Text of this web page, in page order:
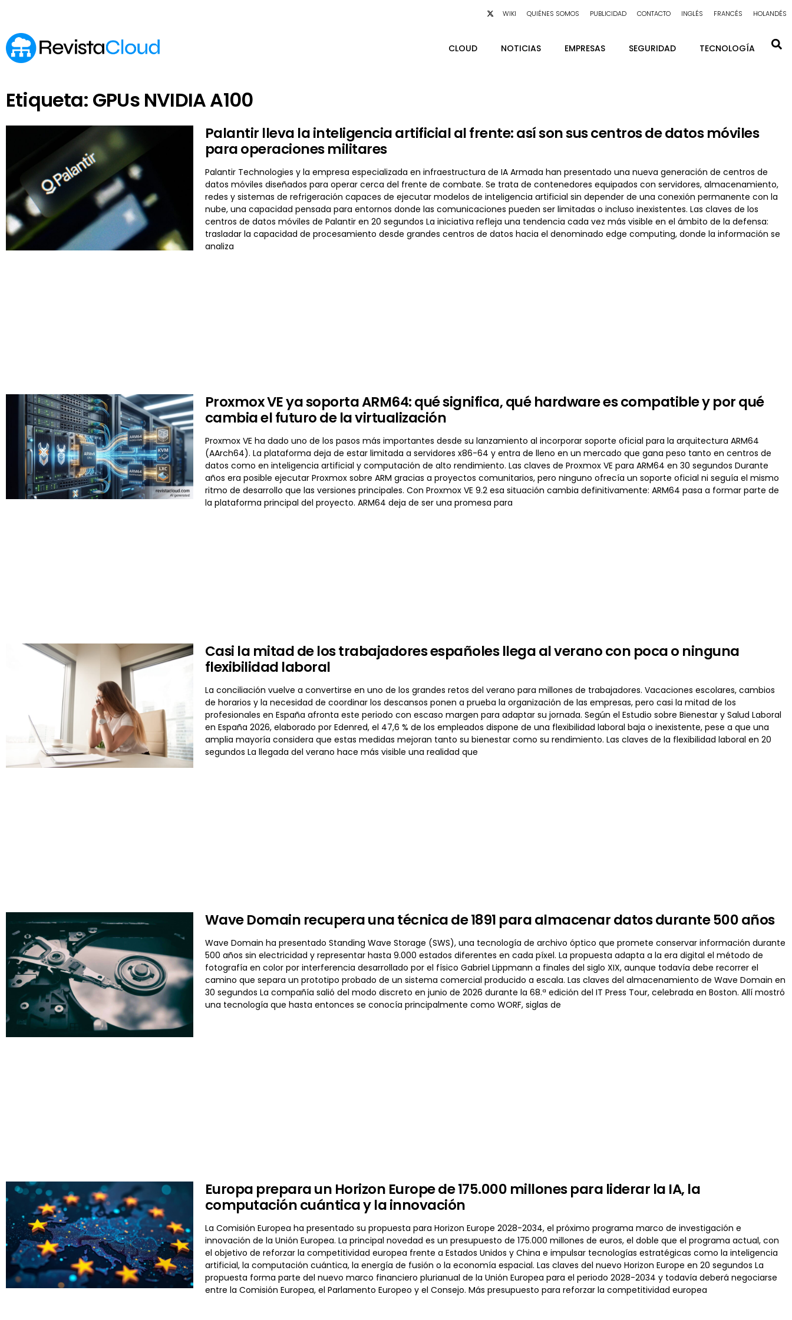
WIKI QUIÉNES SOMOS PUBLICIDAD CONTACTO INGLÉS FRANCÉS HOLANDÉS
CLOUD NOTICIAS EMPRESAS SEGURIDAD TECNOLOGÍA
Etiqueta: GPUs NVIDIA A100
Palantir lleva la inteligencia artificial al frente: así son sus centros de datos móviles
para operaciones militares
Palantir Technologies y la empresa especializada en infraestructura de IA Armada han presentado una nueva generación de centros de
datos móviles diseñados para operar cerca del frente de combate. Se trata de contenedores equipados con servidores, almacenamiento,
redes y sistemas de refrigeración capaces de ejecutar modelos de inteligencia artificial sin depender de una conexión permanente con la
nube, una capacidad pensada para entornos donde las comunicaciones pueden ser limitadas o incluso inexistentes. Las claves de los
centros de datos móviles de Palantir en 20 segundos La iniciativa refleja una tendencia cada vez más visible en el ámbito de la defensa:
trasladar la capacidad de procesamiento desde grandes centros de datos hacia el denominado edge computing, donde la información se
analiza
Proxmox VE ya soporta ARM64: qué significa, qué hardware es compatible y por qué
cambia el futuro de la virtualización
Proxmox VE ha dado uno de los pasos más importantes desde su lanzamiento al incorporar soporte oficial para la arquitectura ARM64
(AArch64). La plataforma deja de estar limitada a servidores x86-64 y entra de lleno en un mercado que gana peso tanto en centros de
datos como en inteligencia artificial y computación de alto rendimiento. Las claves de Proxmox VE para ARM64 en 30 segundos Durante
años era posible ejecutar Proxmox sobre ARM gracias a proyectos comunitarios, pero ninguno ofrecía un soporte oficial ni seguía el mismo
ritmo de desarrollo que las versiones principales. Con Proxmox VE 9.2 esa situación cambia definitivamente: ARM64 pasa a formar parte de
la plataforma principal del proyecto. ARM64 deja de ser una promesa para
Casi la mitad de los trabajadores españoles llega al verano con poca o ninguna
flexibilidad laboral
La conciliación vuelve a convertirse en uno de los grandes retos del verano para millones de trabajadores. Vacaciones escolares, cambios
de horarios y la necesidad de coordinar los descansos ponen a prueba la organización de las empresas, pero casi la mitad de los
profesionales en España afronta este periodo con escaso margen para adaptar su jornada. Según el Estudio sobre Bienestar y Salud Laboral
en España 2026, elaborado por Edenred, el 47,6 % de los empleados dispone de una flexibilidad laboral baja o inexistente, pese a que una
amplia mayoría considera que estas medidas mejoran tanto su bienestar como su rendimiento. Las claves de la flexibilidad laboral en 20
segundos La llegada del verano hace más visible una realidad que
Wave Domain recupera una técnica de 1891 para almacenar datos durante 500 años
Wave Domain ha presentado Standing Wave Storage (SWS), una tecnología de archivo óptico que promete conservar información durante
500 años sin electricidad y representar hasta 9.000 estados diferentes en cada píxel. La propuesta adapta a la era digital el método de
fotografía en color por interferencia desarrollado por el físico Gabriel Lippmann a finales del siglo XIX, aunque todavía debe recorrer el
camino que separa un prototipo probado de un sistema comercial producido a escala. Las claves del almacenamiento de Wave Domain en
30 segundos La compañía salió del modo discreto en junio de 2026 durante la 68.ª edición del IT Press Tour, celebrada en Boston. Allí mostró
una tecnología que hasta entonces se conocía principalmente como WORF, siglas de
Europa prepara un Horizon Europe de 175.000 millones para liderar la IA, la
computación cuántica y la innovación
La Comisión Europea ha presentado su propuesta para Horizon Europe 2028-2034, el próximo programa marco de investigación e
innovación de la Unión Europea. La principal novedad es un presupuesto de 175.000 millones de euros, el doble que el programa actual, con
el objetivo de reforzar la competitividad europea frente a Estados Unidos y China e impulsar tecnologías estratégicas como la inteligencia
artificial, la computación cuántica, la energía de fusión o la economía espacial. Las claves del nuevo Horizon Europe en 20 segundos La
propuesta forma parte del nuevo marco financiero plurianual de la Unión Europea para el periodo 2028-2034 y todavía deberá negociarse
entre la Comisión Europea, el Parlamento Europeo y el Consejo. Más presupuesto para reforzar la competitividad europea